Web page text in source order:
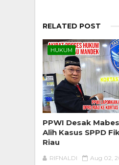
RELATED POST
HUKUM
PPWI Desak
Alih Kasus SPPD
Riau
RIFNALDI Aug 02,